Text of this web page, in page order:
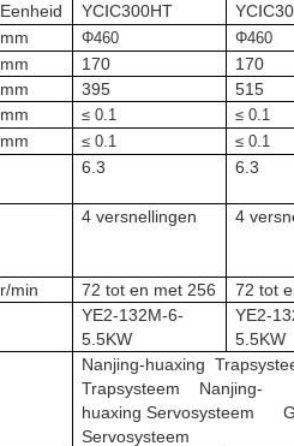
Eenheid YC ⅠC300HT YC Ⅰ
mm Φ460 Φ460
mm 170
170
mm 395
515
mm ≤ 0.1 ≤ 0.1
mm ≤ 0.1 ≤ 0.1
6.3 6.3
4 versnellingen 4
r/min 72 tot en met 256
72 tot
YE2-132M-6-
5.5KW
YE2-
5.5KW
Nanjing-huaxing
Trapsysteem
Nanjing-
huaxing Servosysteem
Servosysteem